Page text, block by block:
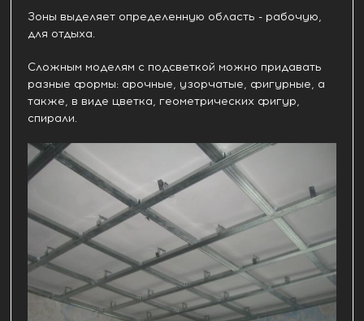
Зоны выделяет определенную область - рабочую,
для отдыха.
Сложным моделям с подсветкой можно придавать
разные формы: арочные, узорчатые, фигурные, а
также, в виде цветка, геометрических фигур,
спирали.